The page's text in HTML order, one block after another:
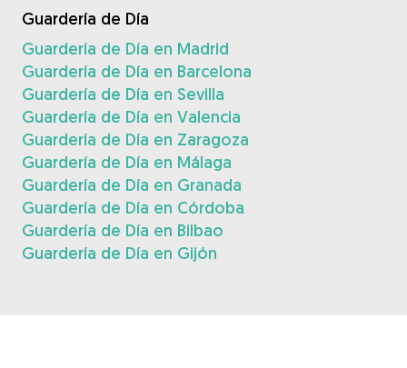
Guardería de Día
Guardería de Día en Madrid
Guardería de Día en Barcelona
Guardería de Día en Sevilla
Guardería de Día en Valencia
Guardería de Día en Zaragoza
Guardería de Día en Málaga
Guardería de Día en Granada
Guardería de Día en Córdoba
Guardería de Día en Bilbao
Guardería de Día en Gijón